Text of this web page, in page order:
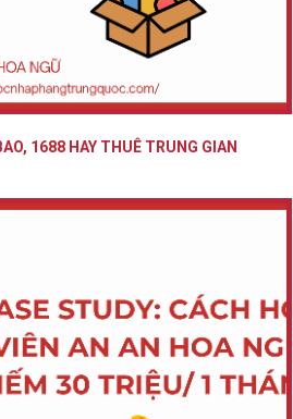
1688 HAY THUÊ TRUNG GIAN